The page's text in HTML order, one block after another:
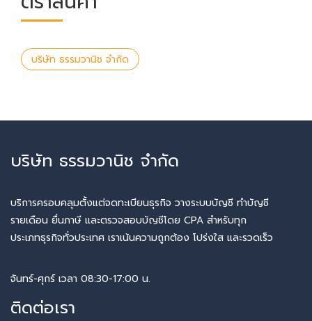
บริษัท ธรรมวานิช จำกัด
บริษัท ธรรมวานิช จำกัด
บริการครอบคลุมตั้งแต่จดทะเบียนธุรกิจ วางระบบบัญชี ทำบัญชี
รายเดือน ยื่นภาษี และตรวจสอบบัญชีโดย CPA สำหรับทุก
ประเภทธุรกิจทั่วประเทศ เราเน้นความถูกต้อง โปร่งใส และรวดเร็ว
จันทร์-ศุกร์ เวลา 08:30-17:00 น.
ติดต่อเรา